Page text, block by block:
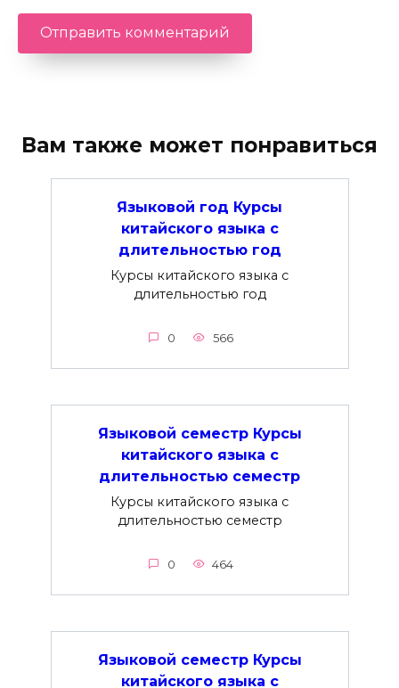
Вам также может понравиться
Языковой год Курсы
китайского языка с
длительностью год
Курсы китайского языка с
длительностью год
0 566
Языковой семестр Курсы
китайского языка с
длительностью семестр
Курсы китайского языка с
длительностью семестр
0 464
Языковой семестр Курсы
китайского языка с